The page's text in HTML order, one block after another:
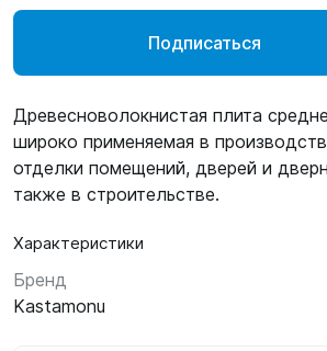
Подписаться
Древесноволокнистая плита
широко применяемая в
отделки помещений, дверей и
также в строительстве.
Характеристики
Бренд
Kastamonu